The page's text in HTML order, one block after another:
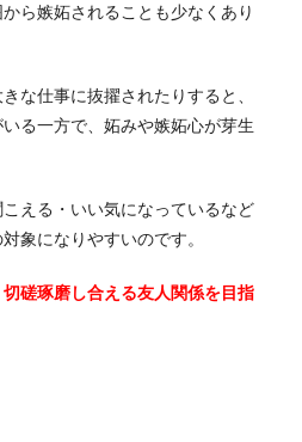
ら嫉妬されることも少なくあり
な仕事に抜擢されたりすると、
る一方で、妬みや嫉妬心が芽生
える・いい気になっているなど
象になりやすいのです。
磋琢磨し合える友人関係を目指